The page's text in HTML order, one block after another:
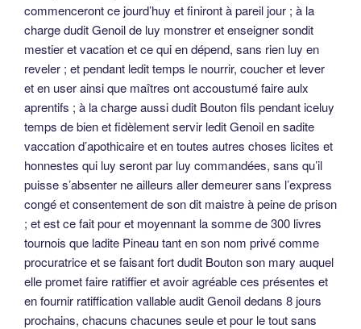
commenceront ce jourd’huy et finiront à pareil jour ; à la
charge dudit Genoil de luy monstrer et enseigner sondit
mestier et vacation et ce qui en dépend, sans rien luy en
reveler ; et pendant ledit temps le nourrir, coucher et lever
et en user ainsi que maîtres ont accoustumé faire aulx
aprentifs ; à la charge aussi dudit Bouton fils pendant iceluy
temps de bien et fidèlement servir ledit Genoil en sadite
vaccation d’apothicaire et en toutes autres choses licites et
honnestes qui luy seront par luy commandées, sans qu’il
puisse s’absenter ne ailleurs aller demeurer sans l’express
congé et consentement de son dit maistre à peine de prison
; et est ce fait pour et moyennant la somme de 300 livres
tournois que ladite Pineau tant en son nom privé comme
procuratrice et se faisant fort dudit Bouton son mary auquel
elle promet faire ratiffier et avoir agréable ces présentes et
en fournir ratiffication vallable audit Genoil dedans 8 jours
prochains, chacuns chacunes seule et pour le tout sans